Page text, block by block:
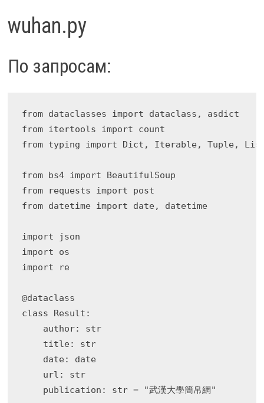
wuhan.py
По запросам:
from dataclasses import dataclass, asdict
from itertools import count
from typing import Dict, Iterable, Tuple,
from bs4 import BeautifulSoup
from requests import post
from datetime import date, datetime
import json
import os
import re
@dataclass
class Result:
    author: str
    title: str
    date: date
    url: str
    publication: str = "武漢大學簡帛網"